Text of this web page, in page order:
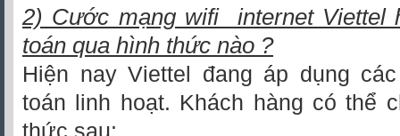
2) Cước mạng wifi internet Viettel
toán qua hình thức nào ?
Hiện nay Viettel đang áp dụng
toán linh hoạt. Khách hàng có thể